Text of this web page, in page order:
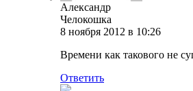
Александр
Челокошка
8 ноября 2012 в 10:26
Времени как такового не
Ответить